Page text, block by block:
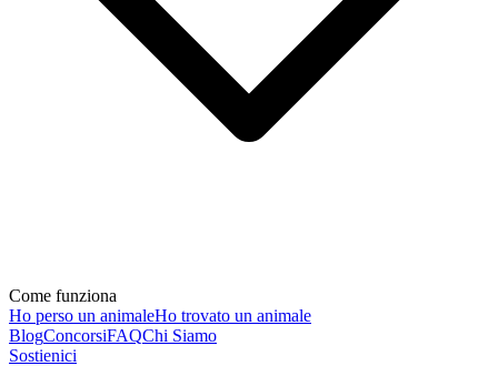
Come funziona
Ho perso un animaleHo trovato un animale
BlogConcorsiFAQChi Siamo
Sostienici